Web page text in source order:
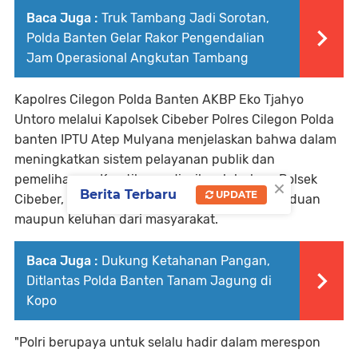
Baca Juga : Truk Tambang Jadi Sorotan,
Polda Banten Gelar Rakor Pengendalian
Jam Operasional Angkutan Tambang
Kapolres Cilegon Polda Banten AKBP Eko Tjahyo
Untoro melalui Kapolsek Cibeber Polres Cilegon Polda
banten IPTU Atep Mulyana menjelaskan bahwa dalam
meningkatkan sistem pelayanan publik dan
pemeliharaan Kamtibmas di wilayah hukum Polsek
Cibeber, personel merespon setiap ada pengaduan
maupun keluhan dari masyarakat.
Baca Juga : Dukung Ketahanan Pangan,
Ditlantas Polda Banten Tanam Jagung di
Kopo
"Polri berupaya untuk selalu hadir dalam merespon
×
Berita Terbaru UPDATE